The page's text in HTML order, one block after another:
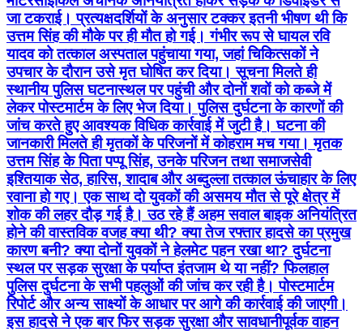
जा टकराई। प्रत्यक्षदर्शियों के अनुसार टक्कर इतनी भीषण थी कि
उत्तम सिंह की मौके पर ही मौत हो गई। गंभीर रूप से घायल रवि
यादव को तत्काल अस्पताल पहुंचाया गया, जहां चिकित्सकों ने
उपचार के दौरान उसे मृत घोषित कर दिया। सूचना मिलते ही
स्थानीय पुलिस घटनास्थल पर पहुंची और दोनों शवों को कब्जे में
लेकर पोस्टमार्टम के लिए भेज दिया। पुलिस दुर्घटना के कारणों की
जांच करते हुए आवश्यक विधिक कार्रवाई में जुटी है। घटना की
जानकारी मिलते ही मृतकों के परिजनों में कोहराम मच गया। मृतक
उत्तम सिंह के पिता पप्पू सिंह, उनके परिजन तथा समाजसेवी
इश्तियाक सेठ, हारिस, शादाब और अब्दुल्ला तत्काल ऊंचाहार के लिए
रवाना हो गए। एक साथ दो युवकों की असमय मौत से पूरे क्षेत्र में
शोक की लहर दौड़ गई है। उठ रहे हैं अहम सवाल बाइक अनियंत्रित
होने की वास्तविक वजह क्या थी? क्या तेज रफ्तार हादसे का प्रमुख
कारण बनी? क्या दोनों युवकों ने हेलमेट पहन रखा था? दुर्घटना
स्थल पर सड़क सुरक्षा के पर्याप्त इंतजाम थे या नहीं? फिलहाल
पुलिस दुर्घटना के सभी पहलुओं की जांच कर रही है। पोस्टमार्टम
रिपोर्ट और अन्य साक्ष्यों के आधार पर आगे की कार्रवाई की जाएगी।
इस हादसे ने एक बार फिर सड़क सुरक्षा और सावधानीपूर्वक वाहन